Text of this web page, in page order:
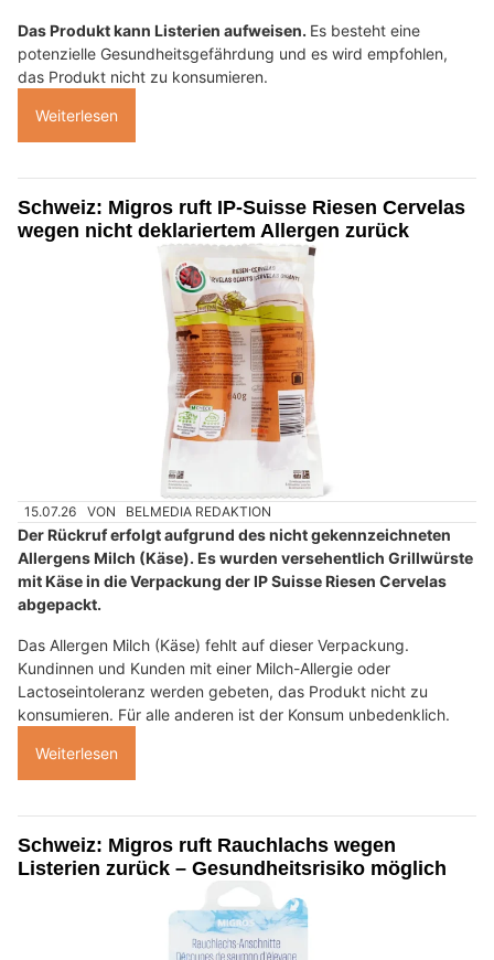
Das Produkt kann Listerien aufweisen. Es besteht eine
potenzielle Gesundheitsgefährdung und es wird empfohlen,
das Produkt nicht zu konsumieren.
Weiterlesen
Schweiz: Migros ruft IP-Suisse Riesen Cervelas
wegen nicht deklariertem Allergen zurück
15.07.26 VON BELMEDIA REDAKTION
Der Rückruf erfolgt aufgrund des nicht gekennzeichneten
Allergens Milch (Käse). Es wurden versehentlich Grillwürste
mit Käse in die Verpackung der IP Suisse Riesen Cervelas
abgepackt.
Das Allergen Milch (Käse) fehlt auf dieser Verpackung.
Kundinnen und Kunden mit einer Milch-Allergie oder
Lactoseintoleranz werden gebeten, das Produkt nicht zu
konsumieren. Für alle anderen ist der Konsum unbedenklich.
Weiterlesen
Schweiz: Migros ruft Rauchlachs wegen
Listerien zurück – Gesundheitsrisiko möglich